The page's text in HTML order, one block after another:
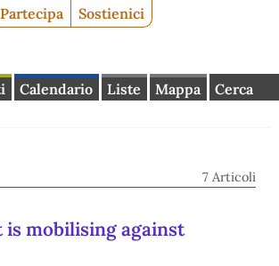
Partecipa Sostienici
Calendario Liste Mappa Cerca
7 Articoli
is mobilising against